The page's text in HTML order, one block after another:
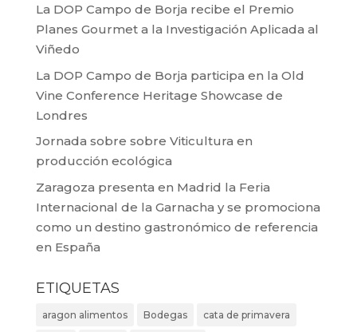
La DOP Campo de Borja recibe el Premio
Planes Gourmet a la Investigación Aplicada al
Viñedo
La DOP Campo de Borja participa en la Old
Vine Conference Heritage Showcase de
Londres
Jornada sobre sobre Viticultura en
producción ecológica
Zaragoza presenta en Madrid la Feria
Internacional de la Garnacha y se promociona
como un destino gastronómico de referencia
en España
ETIQUETAS
aragon alimentos Bodegas cata de primavera